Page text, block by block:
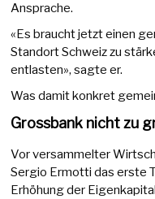
Ansprache.
«Es braucht jetzt einen
Standort Schweiz zu
entlasten», sagte er.
Was damit konkret
Grossbank nicht zu
Vor versammelter
Sergio Ermotti das erste
Erhöhung der